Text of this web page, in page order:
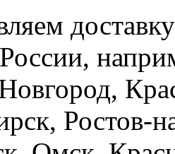
Ростов-